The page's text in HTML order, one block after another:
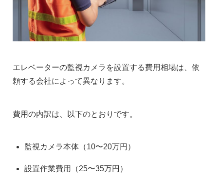
エレベーターの監視カメラを設置する費用相場は、依
頼する会社によって異なります。
費用の内訳は、以下のとおりです。
監視カメラ本体（10〜20万円）
設置作業費用（25〜35万円）